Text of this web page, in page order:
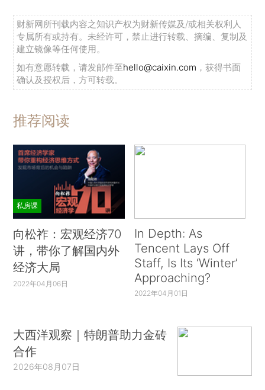
财新网所刊载内容之知识产权为财新传媒及/或相关权利人
专属所有或持有。未经许可，禁止进行转载、摘编、复制及
建立镜像等任何使用。
如有意愿转载，请发邮件至hello@caixin.com ，获得书面
确认及授权后，方可转载。
推荐阅读
私房课
向松祚：宏观经济70
讲，带你了解国内外
经济大局
2022年04月06日
In Depth: As
Tencent Lays Off
Staff, Is Its ‘Winter’
Approaching?
2022年04月01日
大西洋观察｜特朗普助力金砖
合作
2026年08月07日